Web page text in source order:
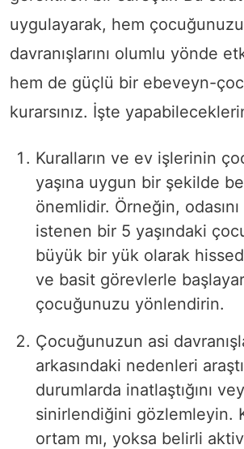
uygulayarak, hem
davranışlarını olumlu yönde
hem de güçlü bir ebeveyn-
kurarsınız. İşte
Kuralların ve ev işlerinin
yaşına uygun bir şekilde
önemlidir. Örneğin,
istenen bir 5 yaşındaki
büyük bir yük olarak
ve basit görevlerle
çocuğunuzu yönlendirin.
Çocuğunuzun asi
arkasındaki nedenleri
durumlarda inatlaştığını
sinirlendiğini gözlemleyin.
ortam mı, yoksa belirli